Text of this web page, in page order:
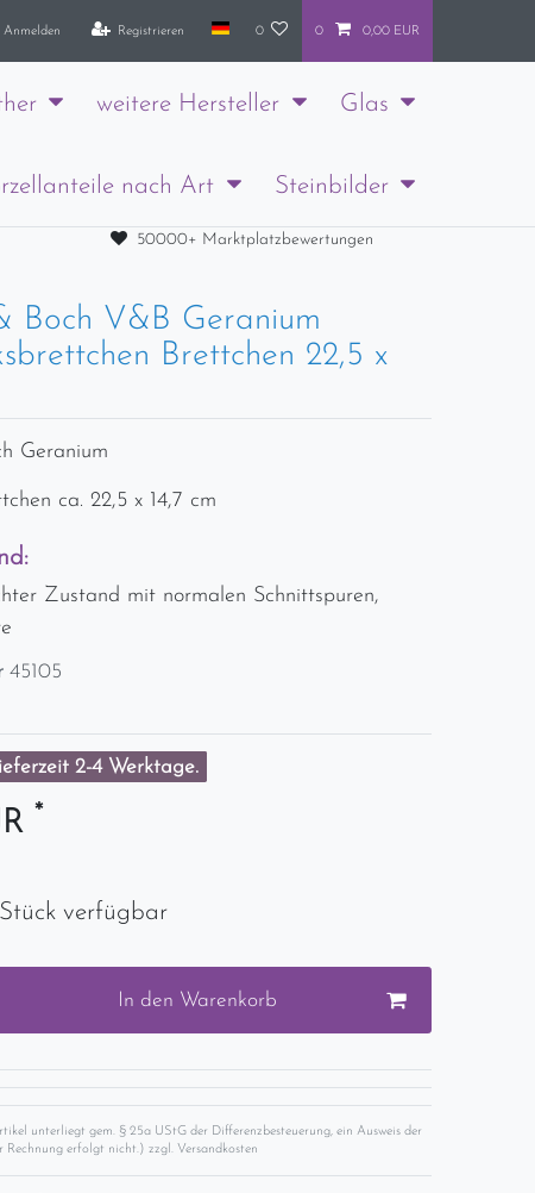
Anmelden Registrieren 0 0 0,00 EUR
weitere Hersteller Glas
nach Art Steinbilder
50000+ Marktplatzbewertungen
Boch V&B Geranium
Brettchen 22,5 x
Geranium
ca. 22,5 x 14,7 cm
Zustand mit normalen Schnittspuren,
45105
2-4 Werktage.
*
verfügbar
In den Warenkorb
unterliegt gem. § 25a UStG der Differenzbesteuerung, ein Ausweis der
Rechnung erfolgt nicht.) zzgl. Versandkosten